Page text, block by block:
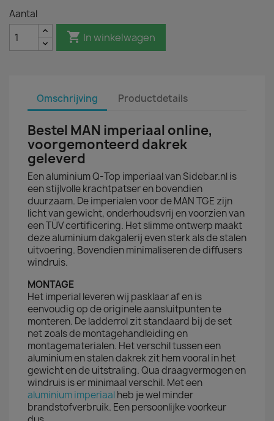
Aantal
 In winkelwagen
Omschrijving Productdetails
Bestel MAN imperiaal online,
voorgemonteerd dakrek
geleverd
Een aluminium Q-Top imperiaal van Sidebar.nl is
een stijlvolle krachtpatser en bovendien
duurzaam. De imperialen voor de MAN TGE zijn
licht van gewicht, onderhoudsvrij en voorzien van
een TÜV certificering. Het slimme ontwerp maakt
deze aluminium dakgalerij even sterk als de stalen
uitvoering. Bovendien minimaliseren de diffusers
windruis.
MONTAGE
Het imperial leveren wij pasklaar af en is
eenvoudig op de originele aansluitpunten te
monteren. De ladderrol zit standaard bij de set
net zoals de montagehandleiding en
montagematerialen. Het verschil tussen een
aluminium en stalen dakrek zit hem vooral in het
gewicht en de uitstraling. Qua draagvermogen en
windruis is er minimaal verschil. Met een
aluminium imperiaalheb je wel minder
brandstofverbruik. Een persoonlijke voorkeur